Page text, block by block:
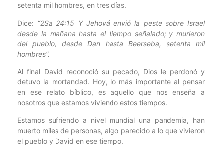
setenta mil hombres, en tres días.
Dice: “2Sa 24:15 Y Jehová envió la peste sobre Israel
desde la mañana hasta el tiempo señalado; y murieron
del pueblo, desde Dan hasta Beerseba, setenta mil
hombres”.
Al final David reconoció su pecado, Dios le perdonó y
detuvo la mortandad. Hoy, lo más importante al pensar
en ese relato bíblico, es aquello que nos enseña a
nosotros que estamos viviendo estos tiempos.
Estamos sufriendo a nivel mundial una pandemia, han
muerto miles de personas, algo parecido a lo que vivieron
el pueblo y David en ese tiempo.